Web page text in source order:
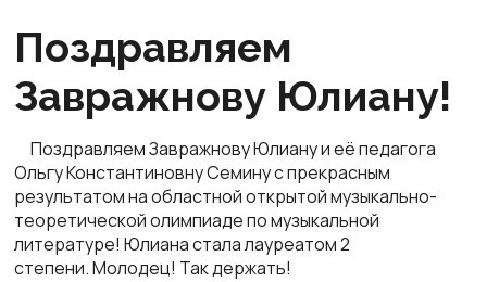
Поздравляем
Завражнову Юлиану!
Поздравляем Завражнову Юлиану и её педагога
Ольгу Константиновну Семину с прекрасным
результатом на областной открытой музыкально-
теоретической олимпиаде по музыкальной
литературе! Юлиана стала лауреатом 2
степени.Молодец! Так держать!